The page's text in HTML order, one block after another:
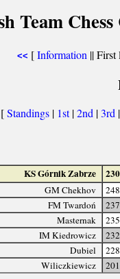
Team
<< [Information || First
[Standings | 1st|2nd |3rd |
KS Górnik Zabrze
GM Chekhov
FM Twardoń
Masternak
IM Kiedrowicz
Dubiel
Wiliczkiewicz